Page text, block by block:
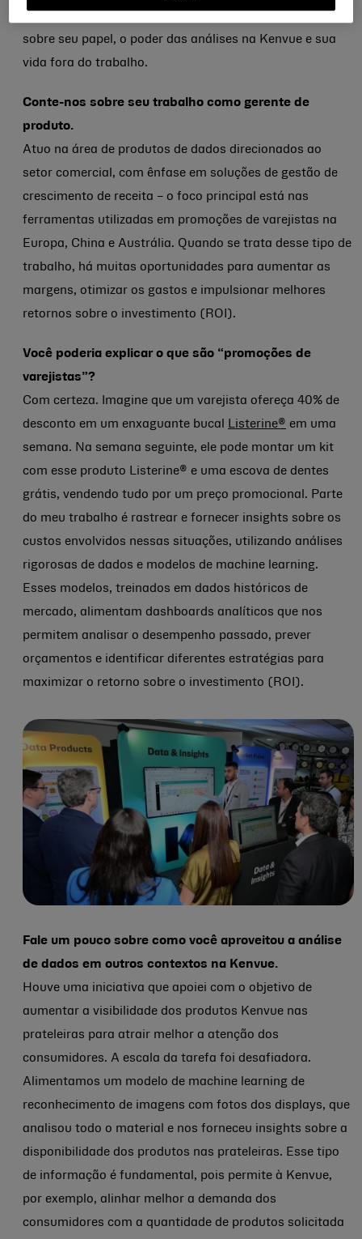
sobre seu papel, o poder das análises na Kenvue e sua
vida fora do trabalho.
Conte-nos sobre seu trabalho como gerente de
produto.
Atuo na área de produtos de dados direcionados ao
setor comercial, com ênfase em soluções de gestão de
crescimento de receita – o foco principal está nas
ferramentas utilizadas em promoções de varejistas na
Europa, China e Austrália. Quando se trata desse tipo de
trabalho, há muitas oportunidades para aumentar as
margens, otimizar os gastos e impulsionar melhores
retornos sobre o investimento (ROI).
Você poderia explicar o que são “promoções de
varejistas”?
Com certeza. Imagine que um varejista ofereça 40% de
desconto em um enxaguante bucal Listerine® em uma
semana. Na semana seguinte, ele pode montar um kit
com esse produto Listerine® e uma escova de dentes
grátis, vendendo tudo por um preço promocional. Parte
do meu trabalho é rastrear e fornecer insights sobre os
custos envolvidos nessas situações, utilizando análises
rigorosas de dados e modelos de machine learning.
Esses modelos, treinados em dados históricos de
mercado, alimentam dashboards analíticos que nos
permitem analisar o desempenho passado, prever
orçamentos e identificar diferentes estratégias para
maximizar o retorno sobre o investimento (ROI).
Fale um pouco sobre como você aproveitou a análise
de dados em outros contextos na Kenvue.
Houve uma iniciativa que apoiei com o objetivo de
aumentar a visibilidade dos produtos Kenvue nas
prateleiras para atrair melhor a atenção dos
consumidores. A escala da tarefa foi desafiadora.
Alimentamos um modelo de machine learning de
reconhecimento de imagens com fotos dos displays, que
analisou todo o material e nos forneceu insights sobre a
disponibilidade dos produtos nas prateleiras. Esse tipo
de informação é fundamental, pois permite à Kenvue,
por exemplo, alinhar melhor a demanda dos
consumidores com a quantidade de produtos solicitada